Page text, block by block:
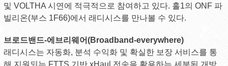
및 VOLTHA 시연에 적극적으로 참여하고 있다. 홀1의 ONF 파
빌리온(부스 1F66)에서 래디시스를 만나볼 수 있다.
브로드밴드-에브리웨어(Broadband-everywhere)
래디시스는 자동화, 분석 수익화 및 확실한 보장 서비스를 통
해 지원되는 FTTS 기반 xHaul 전송을 활용하는 세분된 개방